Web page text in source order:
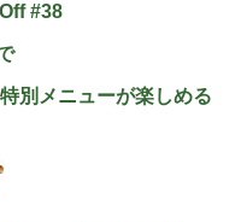
#38
別メニューが楽しめる